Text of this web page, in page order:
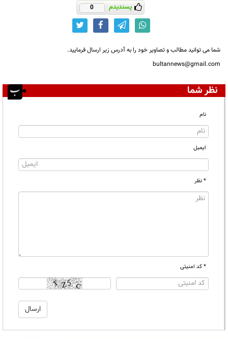
پسندیدم 0
شما می توانید مطالب و تصاویر خود را به آدرس زیر ارسال فرمایید.
bultannews@gmail.com
نظر شما
نام
ایمیل
* نظر
* کد امنیتی